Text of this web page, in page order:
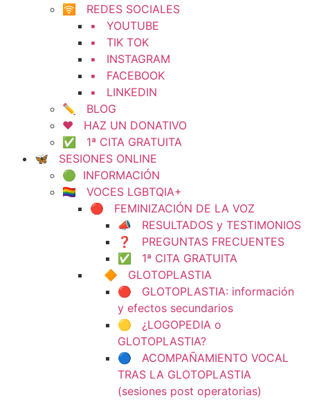
🛜 REDES SOCIALES
▪️ YOUTUBE
▪️ TIK TOK
▪️ INSTAGRAM
▪️ FACEBOOK
▪️ LINKEDIN
✏️ BLOG
❤️ HAZ UN DONATIVO
✅ 1ª CITA GRATUITA
🦋 SESIONES ONLINE
🟢 INFORMACIÓN
🏳️‍🌈 VOCES LGBTQIA+
🔴 FEMINIZACIÓN DE LA VOZ
📣 RESULTADOS y TESTIMONIOS
❓ PREGUNTAS FRECUENTES
✅ 1ª CITA GRATUITA
🔶 GLOTOPLASTIA
🔴 GLOTOPLASTIA: información
y efectos secundarios
🟡 ¿LOGOPEDIA o
GLOTOPLASTIA?
🔵 ACOMPAÑAMIENTO VOCAL
TRAS LA GLOTOPLASTIA
(sesiones post operatorias)